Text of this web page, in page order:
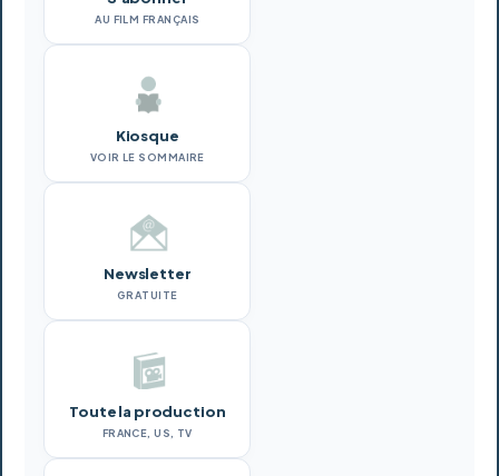
AU FILM FRANÇAIS
Kiosque
VOIR LE SOMMAIRE
Newsletter
GRATUITE
Toute la production
FRANCE, US, TV